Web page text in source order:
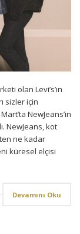
olan Levi’s’ın
sizler için
NewJeans’in
NewJeans, kot
ne kadar
küresel elçisi
Devamını Oku